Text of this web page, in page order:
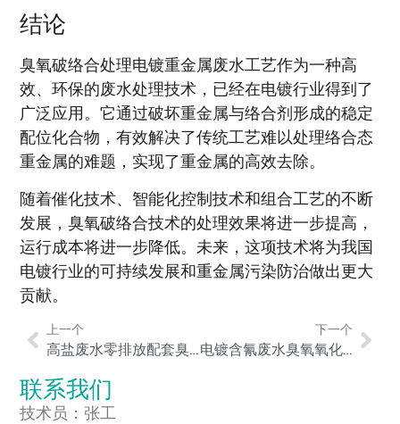
结论
臭氧破络合处理电镀重金属废水工艺作为一种高
效、环保的废水处理技术，已经在电镀行业得到了
广泛应用。它通过破坏重金属与络合剂形成的稳定
配位化合物，有效解决了传统工艺难以处理络合态
重金属的难题，实现了重金属的高效去除。
随着催化技术、智能化控制技术和组合工艺的不断
发展，臭氧破络合技术的处理效果将进一步提高，
运行成本将进一步降低。未来，这项技术将为我国
电镀行业的可持续发展和重金属污染防治做出更大
贡献。
上一个
高盐废水零排放配套臭氧氧化处理技术：原理、工艺与工程应用
下一个
电镀含氰废水臭氧氧化无害化处理技术：原理、工艺与工程实践
联系我们
技术员：张工